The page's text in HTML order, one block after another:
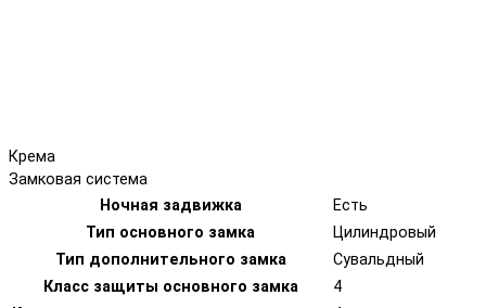
Крема
Замковая система
Ночная задвижка
Есть
Тип основного замка
Цилиндровый
Тип дополнительного замка
Сувальдный
Класс защиты основного замка
4